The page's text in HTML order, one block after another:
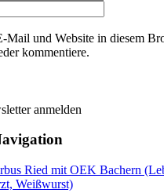
Mail und Website in diesem
kommentiere.
anmelden
Ried mit OEK Bachern
Weißwurst)